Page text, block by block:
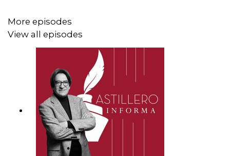
Tienda:
https://julioastillerotienda.com/
More episodes
View all episodes